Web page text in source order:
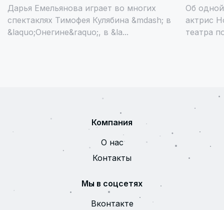
Дарья Емельянова играет во многих
спектаклях Тимофея Кулябина &mdash; в
&laquo;Онегине&raquo;, в &la...
Об
актрис
театра
Компания
О нас
Контакты
Мы в соцсетях
Вконтакте